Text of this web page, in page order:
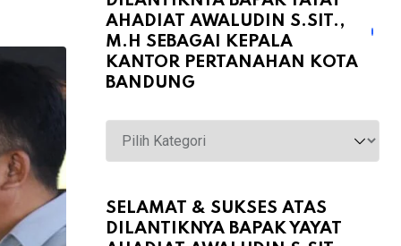
AHADIAT AWALUDIN S.SIT.,
M.H SEBAGAI KEPALA
KANTOR PERTANAHAN KOTA
BANDUNG
Selamat
&
atas
Dilantiknya
SELAMAT & SUKSES ATAS
DILANTIKNYA BAPAK YAYAT